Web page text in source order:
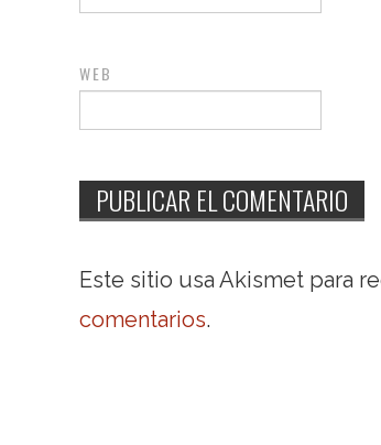
WEB
Este sitio usa Akismet para
comentarios.